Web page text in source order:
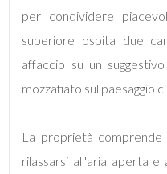
per condividere
superiore ospita due
affaccio su un
mozzafiato sul paesaggio
La proprietà
rilassarsi all'aria aperta